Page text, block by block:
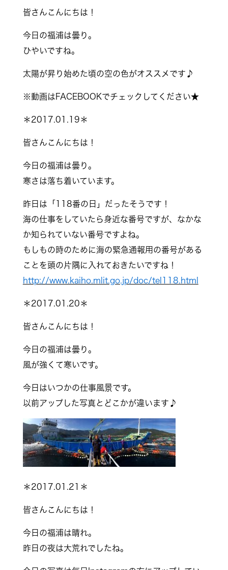
皆さんこんにちは！
今日の福浦は曇り。
ひやいですね。
太陽が昇り始めた頃の空の色がオススメです♪
※動画はFACEBOOKでチェックしてください★
＊2017.01.19＊
皆さんこんにちは！
今日の福浦は曇り。
寒さは落ち着いています。
昨日は「118番の日」だったそうです！
海の仕事をしていたら身近な番号ですが、なかな
か知られていない番号ですよね。
もしもの時のために海の緊急通報用の番号がある
ことを頭の片隅に入れておきたいですね！
http://www.kaiho.mlit.go.jp/doc/tel118.html
＊2017.01.20＊
皆さんこんにちは！
今日の福浦は曇り。
風が強くて寒いです。
今日はいつかの仕事風景です。
以前アップした写真とどこかが違います♪
＊2017.01.21＊
皆さんこんにちは！
今日の福浦は晴れ。
昨日の夜は大荒れでしたね。